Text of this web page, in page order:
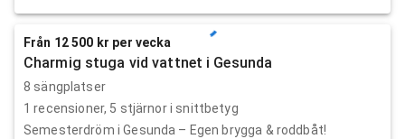
Från 12 500 kr per vecka
Charmig stuga vid vattnet i Gesunda
8 sängplatser
1 recensioner, 5 stjärnor i snittbetyg
Semesterdröm i Gesunda – Egen brygga & roddbåt!